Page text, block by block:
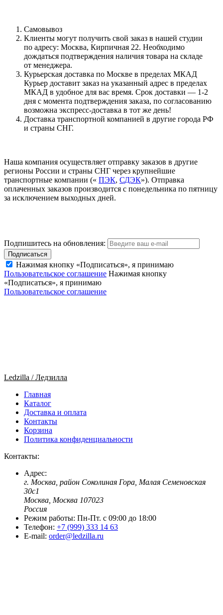
Самовывоз
Клиенты могут получить свой заказ в нашей студии
по адресу: Москва, Кирпичная 22. Необходимо
дождаться подтверждения наличия товара на складе
от менеджера.
Курьерская доставка по Москве в пределах МКАД
Курьер доставит заказ на указанный адрес в пределах
МКАД в удобное для вас время. Срок доставки — 1-2
дня с момента подтверждения заказа, по согласованию
возможна экспресс-доставка в тот же день!
Доставка транспортной компанией в другие города РФ
и страны СНГ.
Наша компания осуществляет отправку заказов в другие
регионы России и страны СНГ через крупнейшие
транспортные компании (« ПЭК, СДЭК»). Отправка
оплаченных заказов производится с понедельника по пятницу
за исключением выходных дней.
Подпишитесь на обновления:
Подписаться
Нажимая кнопку «Подписаться», я принимаю
Пользовательское соглашение Нажимая кнопку
«Подписаться», я принимаю
Пользовательское соглашение
Ledzilla / Ледзилла
Главная
Каталог
Доставка и оплата
Контакты
Корзина
Политика конфиденциальности
Контакты:
Адрес:
г. Москва, район Соколиная Гора, Малая Семеновская
30с1
Москва, Москва 107023
Россия
Режим работы: Пн-Пт. c 09:00 до 18:00
Телефон: +7 (999) 333 14 63
E-mail: order@ledzilla.ru